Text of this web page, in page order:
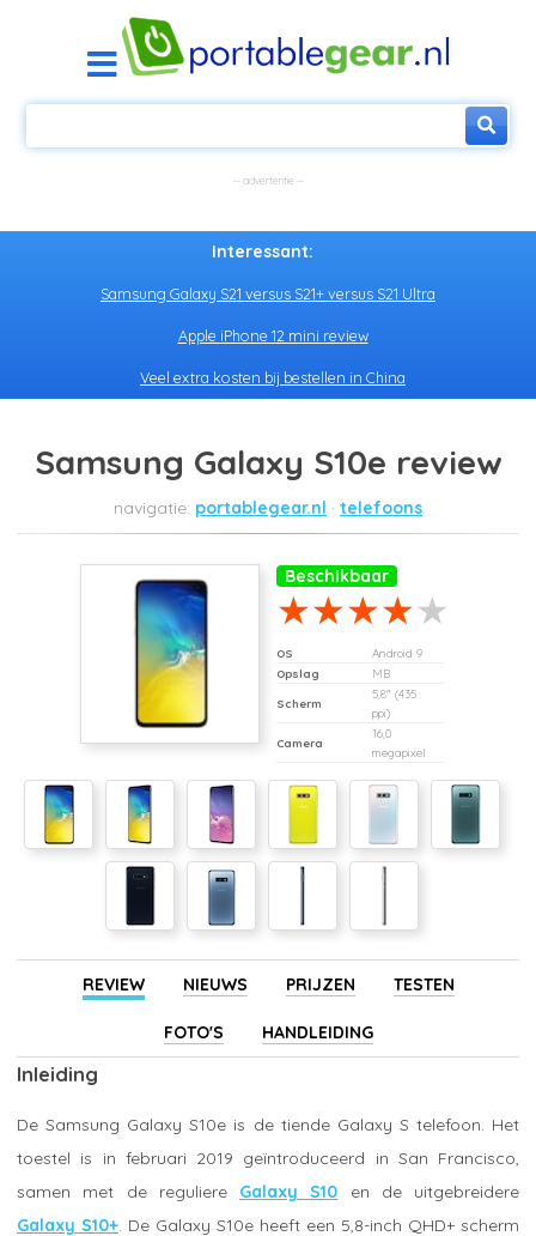
Interessant:
Samsung Galaxy S21 versus S21+ versus S21 Ultra
Apple iPhone 12 mini review
Veel extra kosten bij bestellen in China
Samsung Galaxy S10e review
portablegear.nl telefoons
Beschikbaar
OS
Android 9
Opslag
MB
Scherm
5,8" (435
ppi)
Camera
16,0
megapixel
REVIEW NIEUWS PRIJZEN TESTEN
FOTO'S HANDLEIDING
Inleiding
De Samsung Galaxy S10e is de tiende Galaxy S telefoon. Het
toestel is in februari 2019 geïntroduceerd in San Francisco,
samen met de reguliere Galaxy S10 en de uitgebreidere
Galaxy S10+ . De Galaxy S10e heeft een 5,8-inch QHD+ scherm